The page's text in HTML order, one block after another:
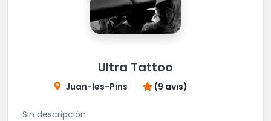
Ultra Tattoo
Juan-les-Pins (9 avis)
Sin descripción